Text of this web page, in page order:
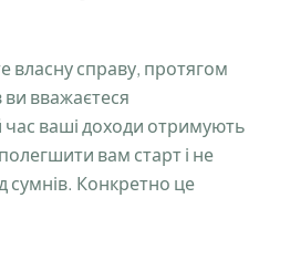
власну справу, протягом
вважаєтеся
ваші доходи отримують
вам старт і не
сумнів. Конкретно це